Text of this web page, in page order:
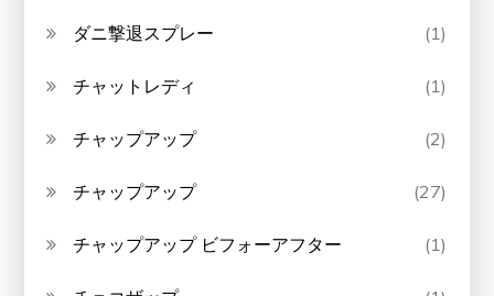
ダニ撃退スプレー (1)
チャットレディ (1)
チャップアップ (2)
チャップアップ (27)
チャップアップ ビフォーアフター (1)